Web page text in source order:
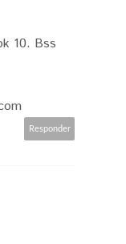
10. Bss
Responder